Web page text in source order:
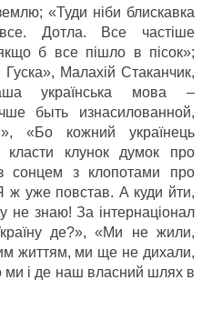
«Туди ніби блискавка
Дотла. Все частіше
б все пішло в пісок»;
Малахій Стаканчик,
українська мова –
быть изнасилованной,
«Бо кожний українець
клунок думок про
сонцем з клопотами про
ж уже повстав. А куди йти,
не знаю! За інтернаціонал
де?», «Ми не жили,
життям, ми ще не дихали,
і де наш власний шлях в